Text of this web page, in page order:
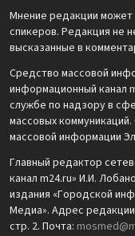
Мнение редакции может
спикеров. Редакция не
высказанные в
Средство массовой
информационный канал
службе по надзору в
массовых
массовой информации
Главный редактор
канал m24.ru» И.И.
издания «Городской
Медиа». Адрес
стр. 2. Почта: